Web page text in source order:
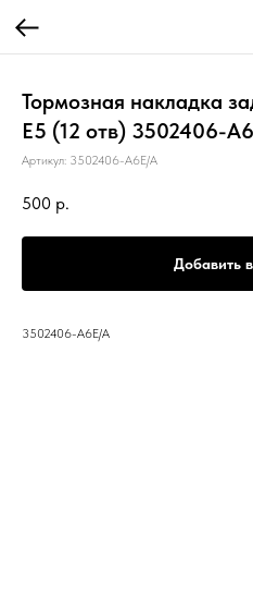
Тормозная накладка
Е5 (12 отв) 3502406-
Артикул: 3502406-A6E/A
500 р.
Добавить
3502406-A6E/A